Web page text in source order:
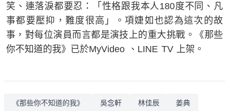
笑、連落淚都要忍：「性格跟我本人180度不同、凡
事都要壓抑，難度很高」。項婕如也認為這次的故
事，對每位演員而言都是演技上的重大挑戰。《那些
你不知道的我》已於MyVideo 、LINE TV 上架。
《那些你不知道的我》 吳念軒 林佳辰 姜典